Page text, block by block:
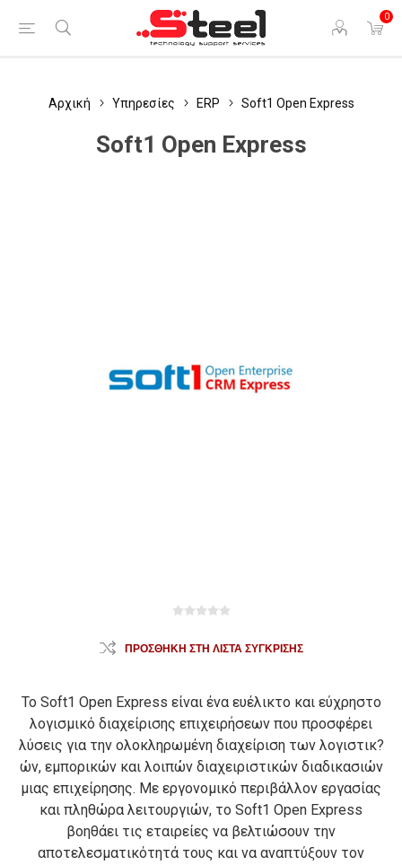
0
Αρχική Υπηρεσίες ERP Soft1 Open Express
Soft1 Open Express
ΠΡΟΣΘΉΚΗ ΣΤΗ ΛΊΣΤΑ ΣΎΓΚΡΙΣΗΣ
Το Soft1 Open Express είναι ένα ευέλικτο και εύχρηστο
λογισμικό διαχείρισης επιχειρήσεων που προσφέρει
λύσεις για την ολοκληρωμένη διαχείριση των λογιστικ?
ών, εμπορικών και λοιπών διαχειριστικών διαδικασιών
μιας επιχείρησης. Με εργονομικό περιβάλλον εργασίας
και πληθώρα λειτουργιών, το Soft1 Open Express
βοηθάει τις εταιρείες να βελτιώσουν την
αποτελεσματικότητά τους και να αναπτύξουν τον